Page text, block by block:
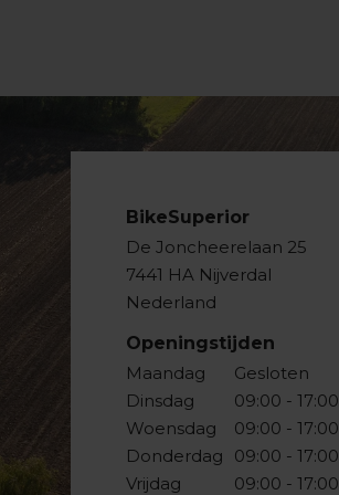
BikeSuperior
De Joncheerelaan 25
7441 HA Nijverdal
Nederland
Openingstijden
Maandag
Dinsdag
Woensdag
Donderdag
Vrijdag
Gesloten
09:00 - 17:00
09:00 - 17:00
09:00 - 17:00
09:00 - 17:00